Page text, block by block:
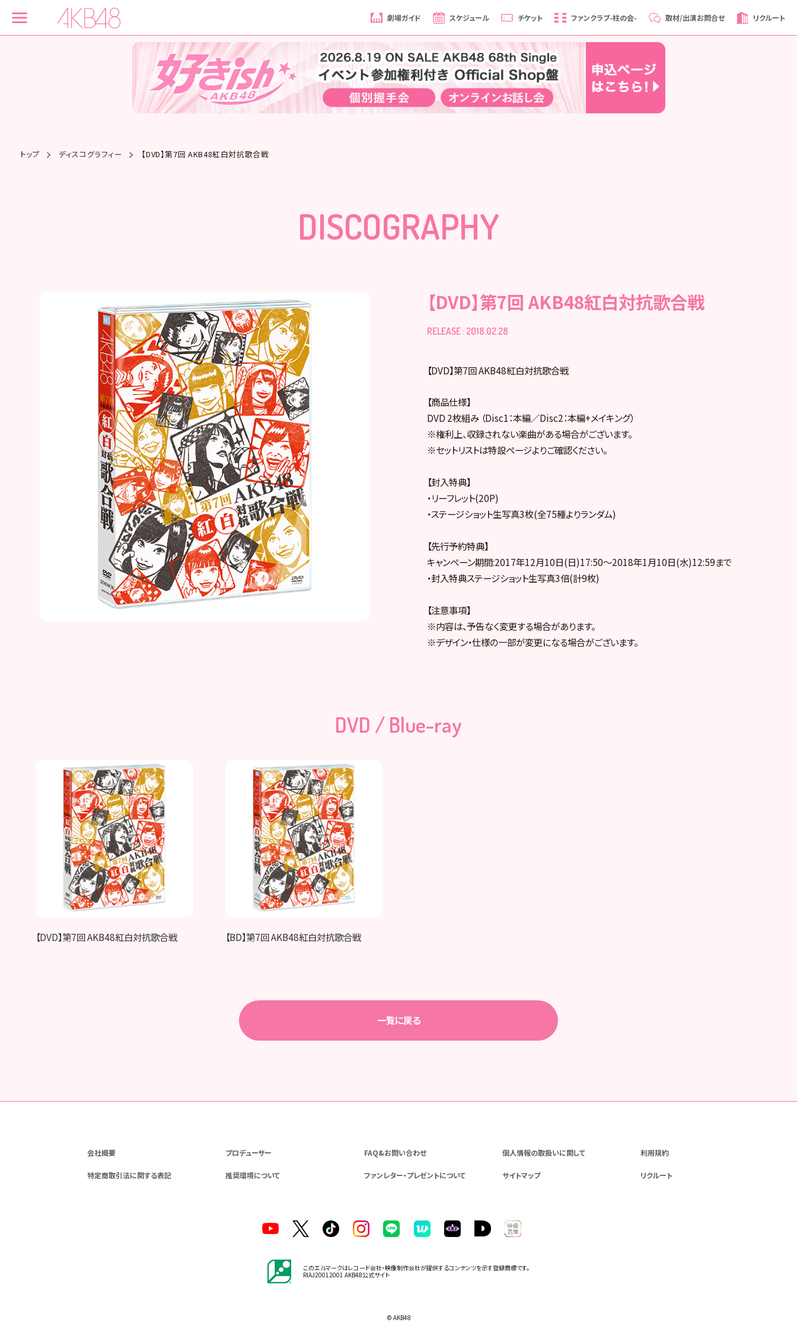
劇場ガイド スケジュール チケット ファンクラブ-柱の会- 取材/出演お問合せ リクルート
トップ ディスコグラフィー 【DVD】第7回 AKB48紅白対抗歌合戦
DISCOGRAPHY
【DVD】第7回 AKB48紅白対抗歌合戦
RELEASE : 2018.02.28
【DVD】第7回 AKB48紅白対抗歌合戦
【商品仕様】
DVD 2枚組み （Disc1：本編／Disc2：本編+メイキング）
※権利上、収録されない楽曲がある場合がございます。
※セットリストは特設ページよりご確認ください。
【封入特典】
・リーフレット(20P)
・ステージショット生写真3枚(全75種よりランダム)
【先行予約特典】
キャンペーン期間:2017年12月10日(日)17:50～2018年1月10日(水)12:59まで
・封入特典ステージショット生写真3倍(計9枚)
【注意事項】
※内容は、予告なく変更する場合があります。
※デザイン・仕様の一部が変更になる場合がございます。
DVD / Blue-ray
【DVD】第7回 AKB48紅白対抗歌合戦 【BD】第7回 AKB48紅白対抗歌合戦
一覧に戻る
会社概要 プロデューサー FAQ&お問い合わせ 個人情報の取扱いに関して 利用規約
特定商取引法に関する表記 推奨環境について ファンレター・プレゼントについて サイトマップ リクルート
このエルマークはレコード会社・映像制作会社が提供するコンテンツを示す登録商標です。
RIAJ20012001 AKB48公式サイト
© AKB48